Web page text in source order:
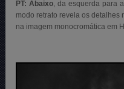
PT: Abaixo, da esquerda para
modo retrato revela os
na imagem monocromática em